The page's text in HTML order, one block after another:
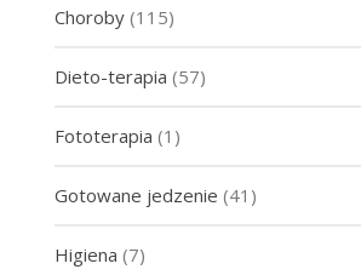
Choroby(115)
Dieto-terapia (57)
Fototerapia (1)
Gotowane jedzenie (41)
Higiena (7)